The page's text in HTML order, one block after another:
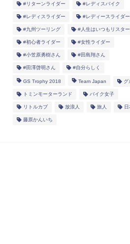
#リターンライダー #レディスバイク
#レディスライダー #レディースライダー
#九州ツーリング #人生はいつもリスター
#初心者ライダー #女性ライダー
#小笠原勇樹さん #田島翔さん
#田澤啓明さん #自分らしく
GS Trophy 2018 Team Japan グ
トミンモーターランド バイク女子
リトルカブ 放浪人 旅人 日
藤原かんいち